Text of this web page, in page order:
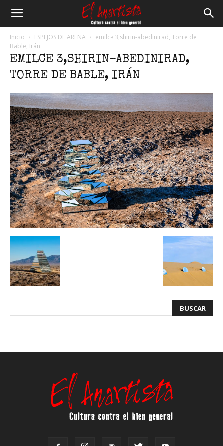
Anartista
Inicio ESPEJOS DE ARENA
emilce 3,shirin-abedinirad, Torre de
Bable, Irán
EMILCE 3,SHIRIN-ABEDINIRAD,
TORRE DE BABLE, IRÁN